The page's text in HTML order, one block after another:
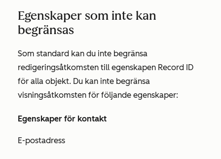
Egenskaper som inte kan
begränsas
Som standard kan du inte begränsa
redigeringsåtkomsten till egenskapen Record ID
för alla objekt. Du kan inte begränsa
visningsåtkomsten för följande egenskaper:
Egenskaper för kontakt
E-postadress